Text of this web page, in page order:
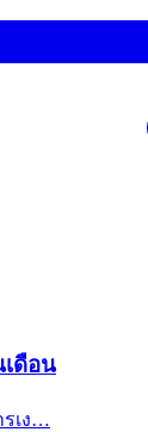
เดือน
เง…